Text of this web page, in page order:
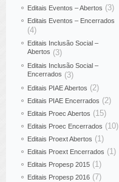
Editais Eventos – Abertos (3)
Editais Eventos – Encerrados
(4)
Editais Inclusão Social –
Abertos (3)
Editais Inclusão Social –
Encerrados (3)
Editais PIAE Abertos (2)
Editais PIAE Encerrados (2)
Editais Proec Abertos (15)
Editais Proec Encerrados (10)
Editais Proext Abertos (1)
Editais Proext Encerrados (1)
Editais Propesp 2015 (1)
Editais Propesp 2016 (7)